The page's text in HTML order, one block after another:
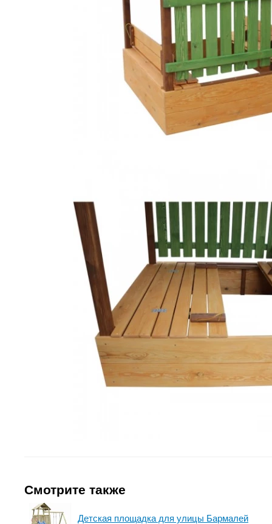
Смотрите также
Детская площадка для улицы Бармалей